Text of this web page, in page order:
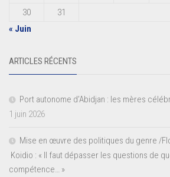
30
31
« Juin
ARTICLES RÉCENTS
Port autonome d’Abidjan : les mères
1 juin 2026
Mise en œuvre des politiques du genre /
Koidio : « Il faut dépasser les questions de
compétence… »